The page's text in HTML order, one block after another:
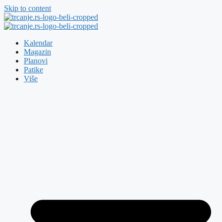
Skip to content
Kalendar
Magazin
Planovi
Patike
Više